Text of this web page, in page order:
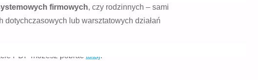
firmowych, czy rodzinnych – sami
dotychczasowych lub warsztatowych działań
PDF możesz pobrać tutaj.